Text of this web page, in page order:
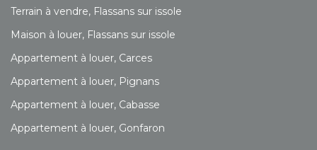
Terrain à vendre, Flassans sur issole
Maison à louer, Flassans sur issole
Appartement à louer, Carces
Appartement à louer, Pignans
Appartement à louer, Cabasse
Appartement à louer, Gonfaron